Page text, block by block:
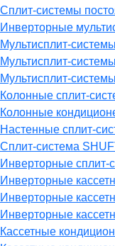
Сплит-системы
Инверторные
Мультисплит-
Мультисплит-
Мультисплит-
Колонные сплит-
Колонные
Настенные cплит-
Сплит-система
Инверторные сплит-
Инверторные
Инверторные
Инверторные
Кассетные